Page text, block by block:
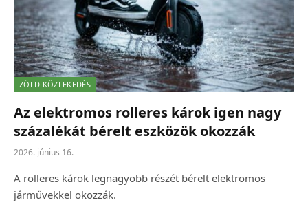
ZÖLD KÖZLEKEDÉS
Az elektromos rolleres károk igen nagy
százalékát bérelt eszközök okozzák
2026. június 16.
A rolleres károk legnagyobb részét bérelt elektromos
járművekkel okozzák.